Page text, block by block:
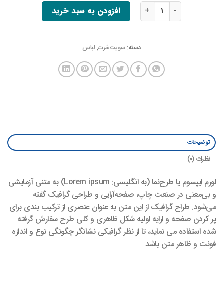
تی شرت شبح نینجا عددافزودن به سبد خرید
دسته: سویت‌شرت, لباس
توضیحات
نظرات (0)
لورم ایپسوم یا طرح‌نما (به انگلیسی: Lorem ipsum) به متنی آزمایشی
و بی‌معنی در صنعت چاپ، صفحه‌آرایی و طراحی گرافیک گفته
می‌شود. طراح گرافیک از این متن به عنوان عنصری از ترکیب بندی برای
پر کردن صفحه و ارایه اولیه شکل ظاهری و کلی طرح سفارش گرفته
شده استفاده می نماید، تا از نظر گرافیکی نشانگر چگونگی نوع و اندازه
فونت و ظاهر متن باشد